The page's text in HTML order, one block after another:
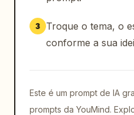
3
Troque o tema, o
conforme a sua
Este é um prompt de IA
prompts da YouMind.